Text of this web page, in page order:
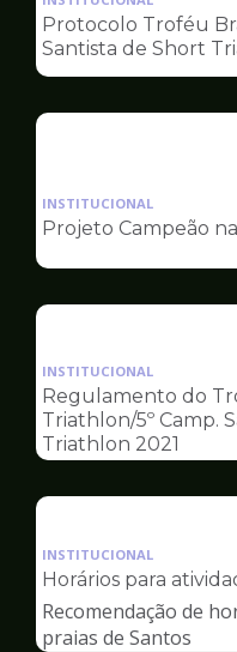
Protocolo Troféu
Santista de Short
INSTITUCIONAL
Projeto Campeão
INSTITUCIONAL
Regulamento do
Triathlon/5º Camp.
Triathlon 2021
INSTITUCIONAL
Horários para
Recomendação de
praias de Santos